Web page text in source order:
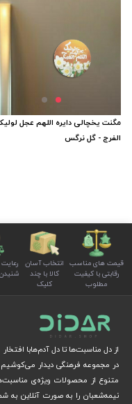
مگنت یخچالی دایره اللهم عجل
الفرج - گل نرگس
قیمت های مناسب
رقابتی با کیفیت
مطلوب
انتخاب آسان
کالا با چند
کلیک
از دل مناسبت‌ها تا دل آدم‌هابا افتخار
در مجموعه فرهنگی دیدار می‌کوشیم
متنوع از محصولات ویژه‌ی
نیمه‌شعبان را به صورت آنلاین به